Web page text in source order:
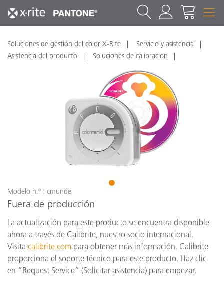
Soluciones de gestión del color X-Rite
Servicio y asistencia
Asistencia del producto
Soluciones de calibración
1
Modelo n.º : cmunde
Fuera de producción
La actualización para este producto se encuentra disponible
ahora a través de Calibrite, nuestro socio internacional.
Visita calibrite.com para obtener más información. Calibrite
proporciona el soporte técnico para este producto. Haz clic
en “Request Service” (Solicitar asistencia) para empezar.